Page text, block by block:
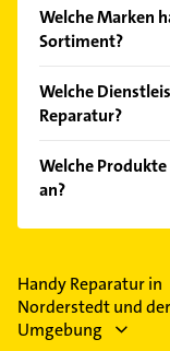
Bitte beachten
Feiertagen
Welche Marken
Sortiment?
Alcatel, Apple,
Welche
Reparatur?
Transfer, Handy-
Hardware-
Wunsch.
Welche
an?
Das Angebot
und Internet.
Handy Reparatur in
Norderstedt und der
Umgebung